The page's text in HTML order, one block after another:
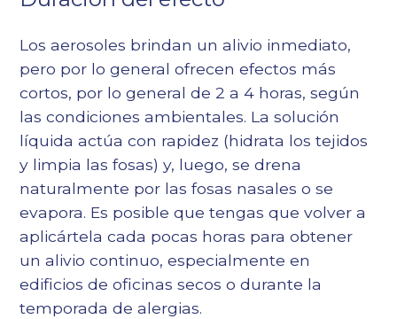
Los aerosoles brindan un alivio inmediato,
pero por lo general ofrecen efectos más
cortos, por lo general de 2 a 4 horas, según
las condiciones ambientales. La solución
líquida actúa con rapidez (hidrata los tejidos
y limpia las fosas) y, luego, se drena
naturalmente por las fosas nasales o se
evapora. Es posible que tengas que volver a
aplicártela cada pocas horas para obtener
un alivio continuo, especialmente en
edificios de oficinas secos o durante la
temporada de alergias.